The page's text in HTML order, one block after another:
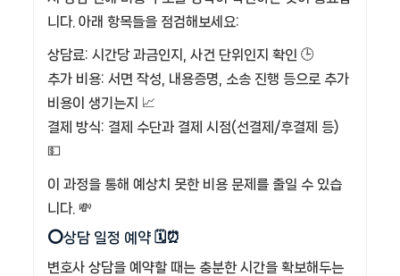
니다. 아래 항목들을 점검해보세요:
상담료: 시간당 과금인지, 사건 단위인지 확인 🕒
추가 비용: 서면 작성, 내용증명, 소송 진행 등으로 추가
비용이 생기는지 📈
결제 방식: 결제 수단과 결제 시점(선결제/후결제 등)
💵
이 과정을 통해 예상치 못한 비용 문제를 줄일 수 있습
니다. 💸
⭕상담 일정 예약 🗓️⏰
변호사 상담을 예약할 때는 충분한 시간을 확보해두는